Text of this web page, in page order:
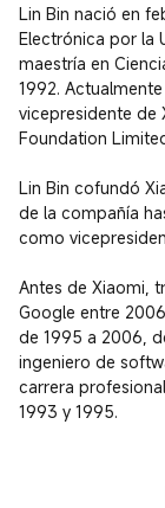
Lin Bin nació en
Electrónica por la
maestría en
1992.
vicepresidente de
Foundation
Lin Bin cofundó
de la compañía
como
Antes de Xiaomi,
Google entre
de 1995 a 2006,
ingeniero de
carrera
1993 y 1995.